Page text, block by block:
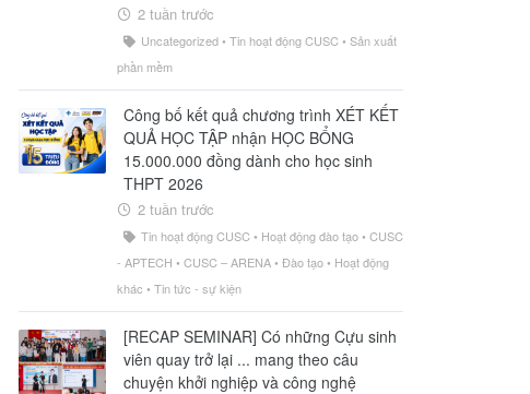
2 tuần trước
Uncategorized• Tin hoạt động CUSC• Sản xuất
phần mềm
Công bố kết quả chương trình XÉT KẾT
QUẢ HỌC TẬP nhận HỌC BỔNG
15.000.000 đồng dành cho học sinh
THPT 2026
2 tuần trước
Tin hoạt động CUSC• Hoạt động đào tạo• CUSC
- APTECH • CUSC – ARENA• Đào tạo• Hoạt động
khác • Tin tức - sự kiện
[RECAP SEMINAR] Có những Cựu sinh
viên quay trở lại ... mang theo câu
chuyện khởi nghiệp và công nghệ